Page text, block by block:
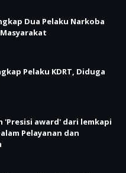
Dua Pelaku Narkoba
Pelaku KDRT, Diduga
'Presisi award' dari lemkapi
Pelayanan dan